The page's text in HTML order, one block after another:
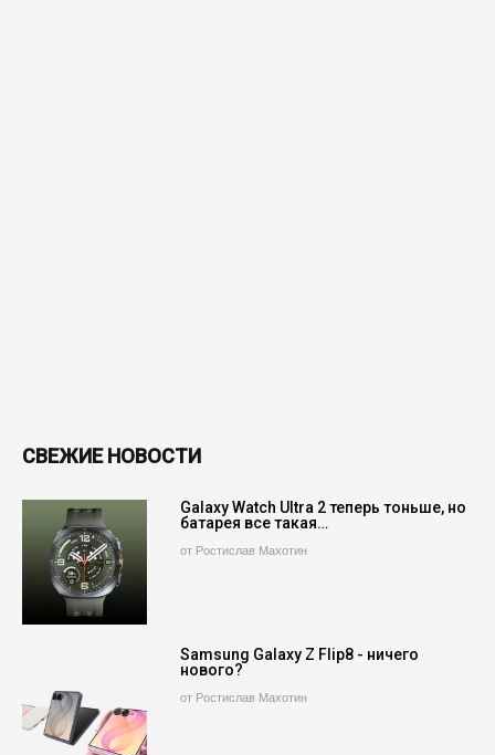
СВЕЖИЕ НОВОСТИ
Galaxy Watch Ultra 2 теперь тоньше, но
батарея все такая…
от Ростислав Махотин
Samsung Galaxy Z Flip8 - ничего
нового?
от Ростислав Махотин